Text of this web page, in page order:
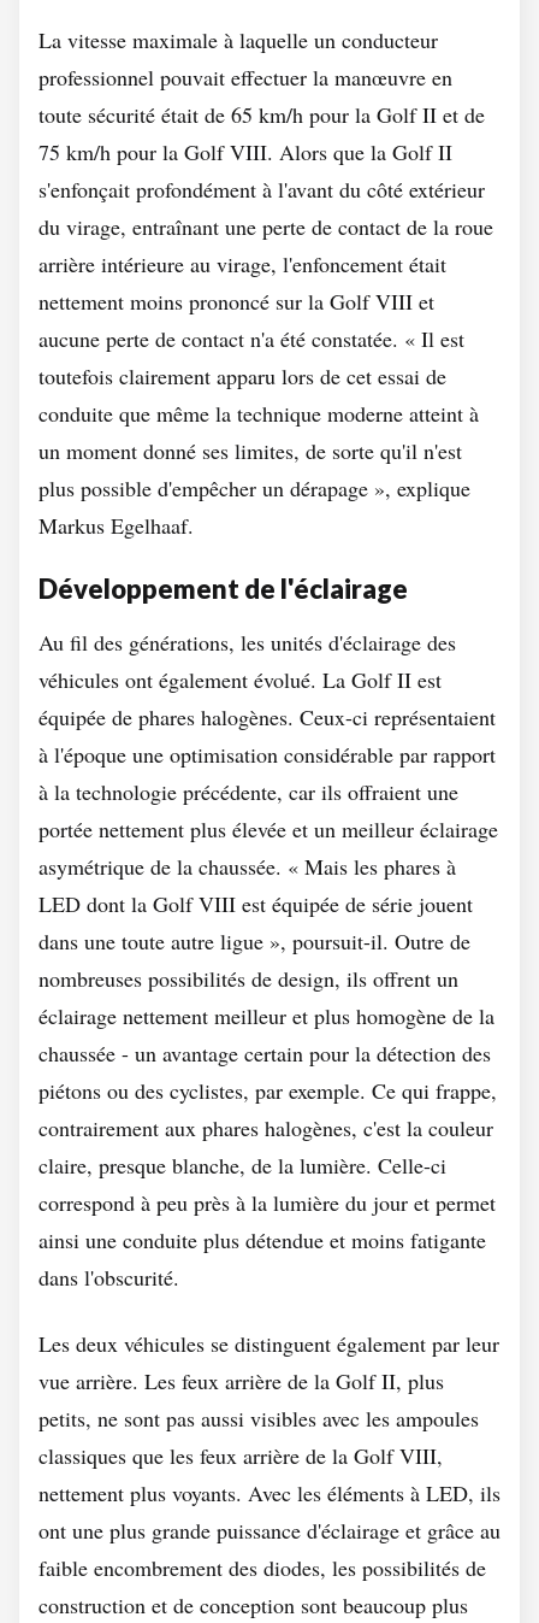
La vitesse maximale à laquelle un conducteur
professionnel pouvait effectuer la manœuvre en
toute sécurité était de 65 km/h pour la Golf II et de
75 km/h pour la Golf VIII. Alors que la Golf II
s'enfonçait profondément à l'avant du côté extérieur
du virage, entraînant une perte de contact de la roue
arrière intérieure au virage, l'enfoncement était
nettement moins prononcé sur la Golf VIII et
aucune perte de contact n'a été constatée. « Il est
toutefois clairement apparu lors de cet essai de
conduite que même la technique moderne atteint à
un moment donné ses limites, de sorte qu'il n'est
plus possible d'empêcher un dérapage », explique
Markus Egelhaaf.
Développement de l'éclairage
Au fil des générations, les unités d'éclairage des
véhicules ont également évolué. La Golf II est
équipée de phares halogènes. Ceux-ci représentaient
à l'époque une optimisation considérable par rapport
à la technologie précédente, car ils offraient une
portée nettement plus élevée et un meilleur éclairage
asymétrique de la chaussée. « Mais les phares à
LED dont la Golf VIII est équipée de série jouent
dans une toute autre ligue », poursuit-il. Outre de
nombreuses possibilités de design, ils offrent un
éclairage nettement meilleur et plus homogène de la
chaussée - un avantage certain pour la détection des
piétons ou des cyclistes, par exemple. Ce qui frappe,
contrairement aux phares halogènes, c'est la couleur
claire, presque blanche, de la lumière. Celle-ci
correspond à peu près à la lumière du jour et permet
ainsi une conduite plus détendue et moins fatigante
dans l'obscurité.
Les deux véhicules se distinguent également par leur
vue arrière. Les feux arrière de la Golf II, plus
petits, ne sont pas aussi visibles avec les ampoules
classiques que les feux arrière de la Golf VIII,
nettement plus voyants. Avec les éléments à LED, ils
ont une plus grande puissance d'éclairage et grâce au
faible encombrement des diodes, les possibilités de
construction et de conception sont beaucoup plus